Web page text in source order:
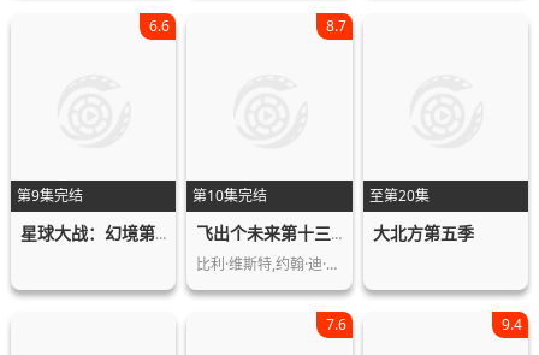
第9集完结
6.6
星球大战：幻境第三季
第10集完结
8.7
飞出个未来第十三季
比利·维斯特,约翰·迪·马吉欧,凯特蕾…
至第20集
大北方第五季
7.6 9.4